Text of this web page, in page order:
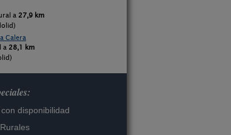
a 27,9 km
Calera
a 28,1 km
disponibilidad